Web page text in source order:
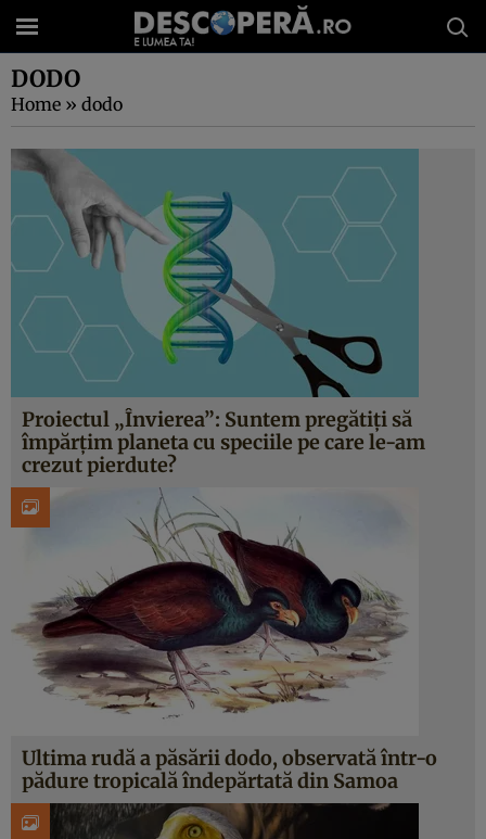
DODO
Home » dodo
Proiectul „Învierea”: Suntem pregătiți să
împărțim planeta cu speciile pe care le-am
crezut pierdute?
Ultima rudă a păsării dodo, observată într-o
pădure tropicală îndepărtată din Samoa